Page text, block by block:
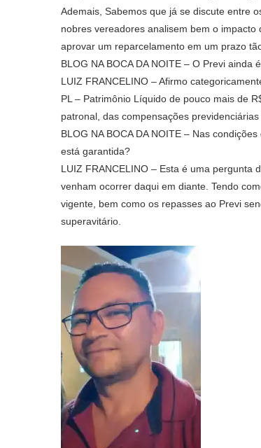
Ademais, Sabemos que já se discute entre
nobres vereadores analisem bem o
aprovar um reparcelamento em um prazo
BLOG NA BOCA DA NOITE – O Previ ainda
LUIZ FRANCELINO – Afirmo
PL – Patrimônio Líquido de pouco mais de
patronal, das compensações
BLOG NA BOCA DA NOITE – Nas
está garantida?
LUIZ FRANCELINO – Esta é uma pergunta
venham ocorrer daqui em diante. Tendo
vigente, bem como os repasses ao Previ
superavitário.